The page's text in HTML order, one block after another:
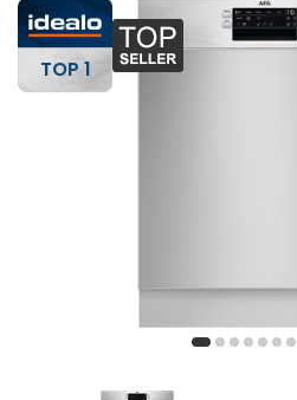
TOP 1